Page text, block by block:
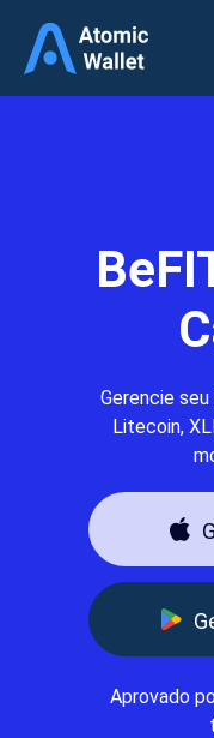
Gerencie seu
Litecoin,
Aprovado